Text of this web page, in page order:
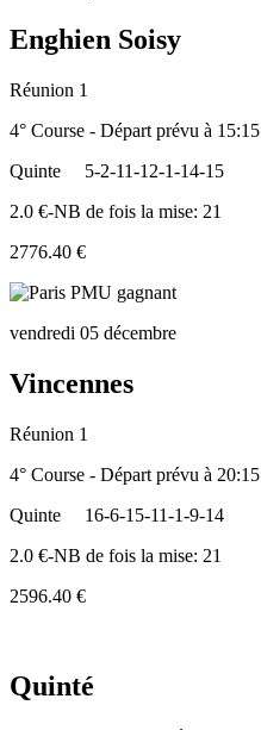
Enghien Soisy
Réunion 1
4° Course - Départ prévu à 15:15
Quinte
5-2-11-12-1-14-15
2.0 €-NB de fois la mise: 21
2776.40 €
vendredi 05 décembre
Vincennes
Réunion 1
4° Course - Départ prévu à 20:15
Quinte
16-6-15-11-1-9-14
2.0 €-NB de fois la mise: 21
2596.40 €
Quinté